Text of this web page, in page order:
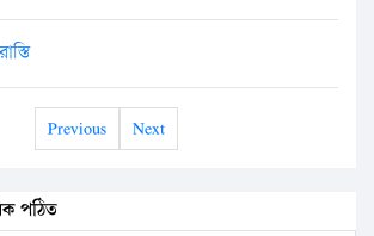
Previous Next
পঠিত